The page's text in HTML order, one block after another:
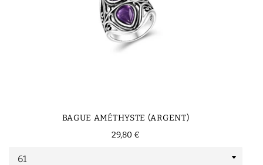
BAGUE AMÉTHYSTE (ARGENT)
Prix
29,80 €